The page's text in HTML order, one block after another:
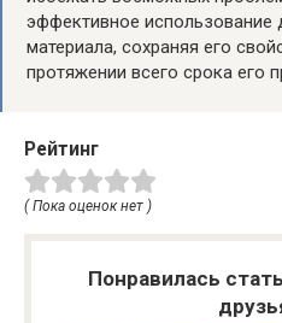
эффективное использование
материала, сохраняя его
протяжении всего срока его
Рейтинг
( Пока оценок нет )
Понравилась